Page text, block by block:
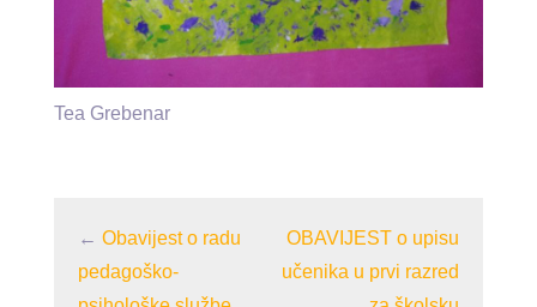
Tea Grebenar
← Obavijest o radu
pedagoško-
OBAVIJEST o upisu
učenika u prvi razred